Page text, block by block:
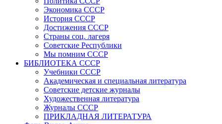
Экономика СССР
История СССР
Достижения СССР
Страны соц. лагеря
Советские Республики
Мы помним СССР
БИБЛИОТЕКА СССР
Учебники СССР
Академическая и специальная литература
Советские детские журналы
Художественная литература
Журналы СССР
ПРИКЛАДНАЯ ЛИТЕРАТУРА